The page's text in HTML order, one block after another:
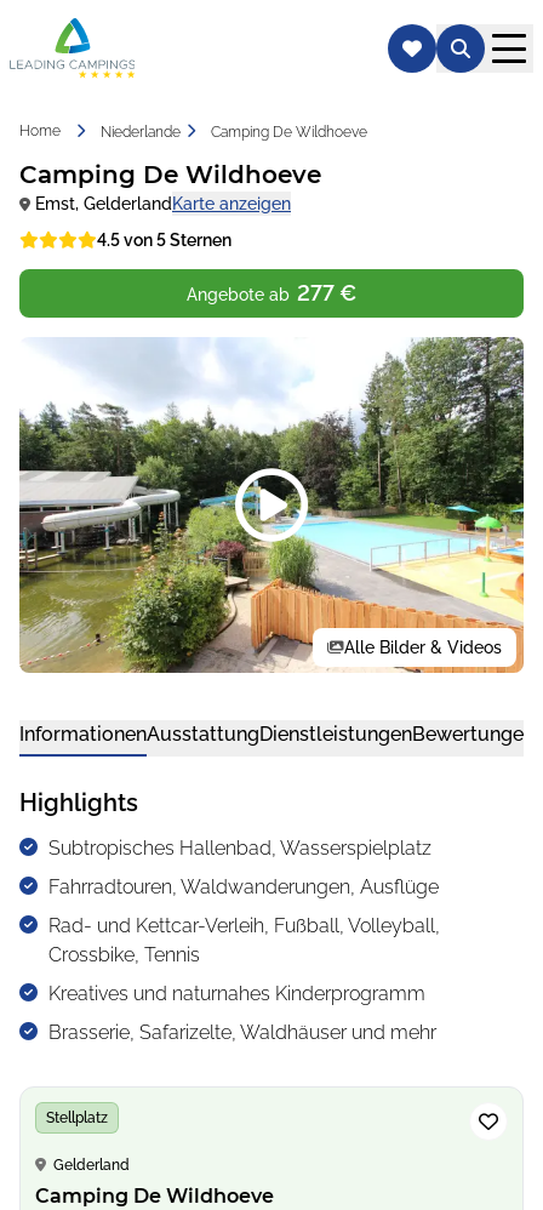
Home Niederlande Camping De Wildhoeve
Camping De Wildhoeve
Emst, Gelderland Karte anzeigen
4.5 von 5 Sternen
Angebote ab 277 €
Alle Bilder & Videos
InformationenAusstattungDienstleistungenBewertungen
Highlights
Subtropisches Hallenbad, Wasserspielplatz
Fahrradtouren, Waldwanderungen, Ausflüge
Rad- und Kettcar-Verleih, Fußball, Volleyball,
Crossbike, Tennis
Kreatives und naturnahes Kinderprogramm
Brasserie, Safarizelte, Waldhäuser und mehr
Stellplatz
Gelderland
Camping De Wildhoeve